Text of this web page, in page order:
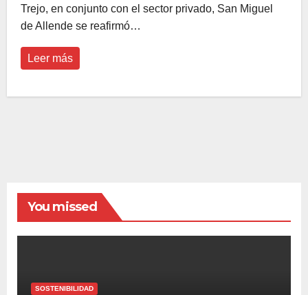
Trejo, en conjunto con el sector privado, San Miguel
de Allende se reafirmó…
Leer más
You missed
SOSTENIBILIDAD